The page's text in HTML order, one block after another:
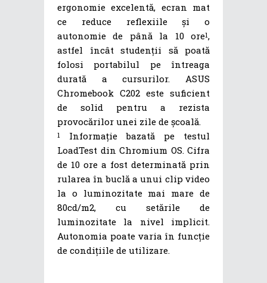
ergonomie excelentă, ecran mat
ce reduce reflexiile și o
autonomie de până la 10 ore1,
astfel încât studenții să poată
folosi portabilul pe întreaga
durată a cursurilor. ASUS
Chromebook C202 este suficient
de solid pentru a rezista
provocărilor unei zile de școală.
1
Informație bazată pe testul
LoadTest din Chromium OS. Cifra
de 10 ore a fost determinată prin
rularea în buclă a unui clip video
la o luminozitate mai mare de
80cd/m2, cu setările de
luminozitate la nivel implicit.
Autonomia poate varia în funcție
de condițiile de utilizare.